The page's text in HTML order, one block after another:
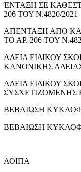
ΈΝΤΑΞΗ ΣΕ
206 ΤΟΥ Ν.4820/2021
ΑΠΕΝΤΑΞΗ ΑΠΟ
ΤΟ ΑΡ. 206 ΤΟΥ
ΑΔΕΙΑ ΕΙΔΙΚΟΥ
ΚΑΝΟΝΙΚΗΣ ΑΔΕΙΑΣ
ΑΔΕΙΑ ΕΙΔΙΚΟΥ
ΣΥΣΧΕΤΙΖΟΜΕΝΗΣ
ΒΕΒΑΙΩΣΗ
ΒΕΒΑΙΩΣΗ
ΛΟΙΠΑ